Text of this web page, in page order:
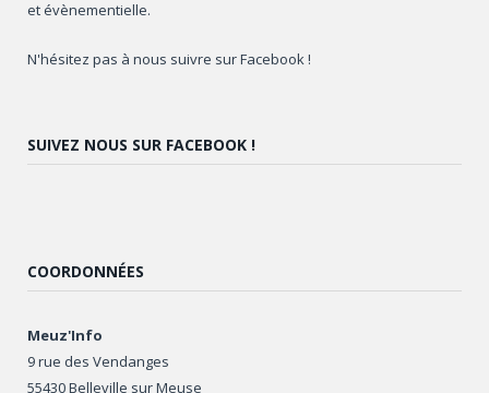
et évènementielle.
N'hésitez pas à nous suivre sur Facebook !
SUIVEZ NOUS SUR FACEBOOK !
COORDONNÉES
Meuz'Info
9 rue des Vendanges
55430 Belleville sur Meuse